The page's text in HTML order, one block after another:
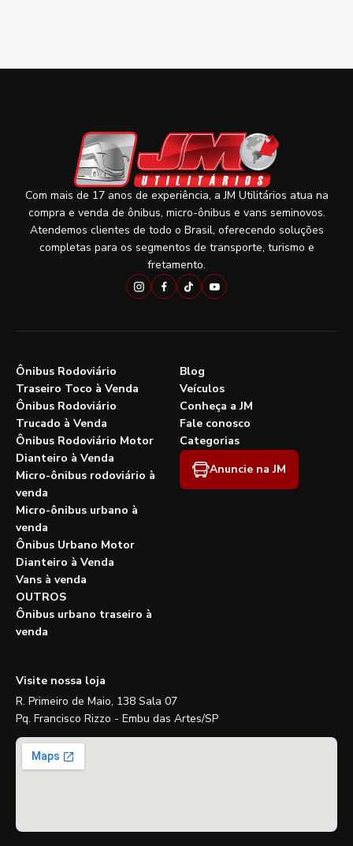
Com mais de 17 anos de experiência, a JM Utilitários atua na
compra e venda de ônibus, micro-ônibus e vans seminovos.
Atendemos clientes de todo o Brasil, oferecendo soluções
completas para os segmentos de transporte, turismo e
fretamento.
Ônibus Rodoviário
Traseiro Toco à Venda
Ônibus Rodoviário
Trucado à Venda
Ônibus Rodoviário Motor
Dianteiro à Venda
Micro-ônibus rodoviário à
venda
Micro-ônibus urbano à
venda
Ônibus Urbano Motor
Dianteiro à Venda
Vans à venda
OUTROS
Ônibus urbano traseiro à
venda
Blog
Veículos
Conheça a JM
Fale conosco
Categorias
Anuncie na JM
Visite nossa loja
R. Primeiro de Maio, 138 Sala 07
Pq. Francisco Rizzo - Embu das Artes/SP